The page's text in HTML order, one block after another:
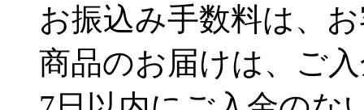
お振込み手数料は、
商品のお届けは、ご